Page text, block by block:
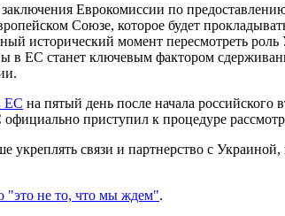
Еврокомиссии по
Союзе, которое будет
исторический момент пересмотреть
ЕС станет ключевым фактором
ЕС на пятый день после начала
приступил к процедуре
связи и партнерство с
"это не то, что мы ждем".